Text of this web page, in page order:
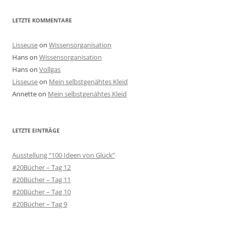
LETZTE KOMMENTARE
Lisseuseon Wissensorganisation
Hanson Wissensorganisation
Hanson Vollgas
Lisseuseon Mein selbstgenähtes Kleid
Annetteon Mein selbstgenähtes Kleid
LETZTE EINTRÄGE
Ausstellung “100 Ideen von Glück”
#20Bücher – Tag 12
#20Bücher – Tag 11
#20Bücher – Tag 10
#20Bücher – Tag 9